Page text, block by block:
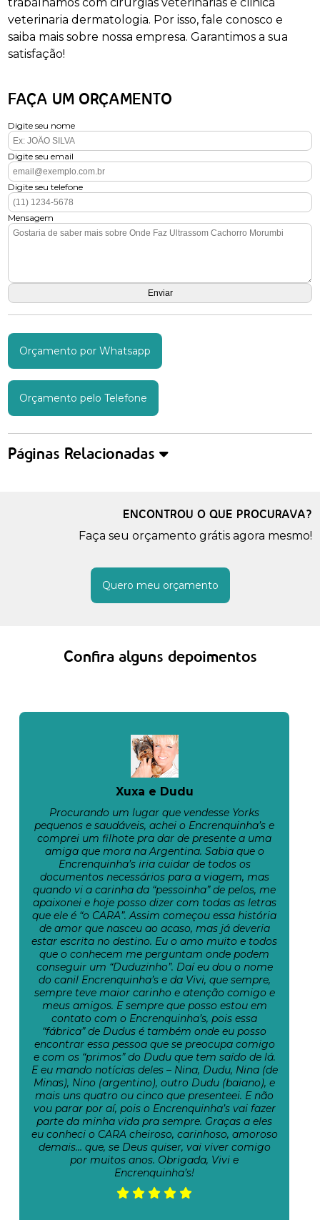
veterinaria dermatologia. Por isso, fale conosco e
saiba mais sobre nossa empresa. Garantimos a sua
satisfação!
FAÇA UM ORÇAMENTO
Digite seu nome
Digite seu email
Digite seu telefone
Mensagem
Orçamento por Whatsapp
Orçamento pelo Telefone
Páginas Relacionadas
ENCONTROU O QUE PROCURAVA?
Faça seu orçamento grátis agora mesmo!
Quero meu orçamento
Confira alguns depoimentos
Xuxa e Dudu
Procurando um lugar que vendesse Yorks
pequenos e saudáveis, achei o Encrenquinha’s e
comprei um filhote pra dar de presente a uma
amiga que mora na Argentina. Sabia que o
Encrenquinha’s iria cuidar de todos os
documentos necessários para a viagem, mas
quando vi a carinha da “pessoinha” de pelos, me
apaixonei e hoje posso dizer com todas as letras
que ele é “o CARA”. Assim começou essa história
de amor que nasceu ao acaso, mas já deveria
estar escrita no destino. Eu o amo muito e todos
que o conhecem me perguntam onde podem
conseguir um “Duduzinho”. Daí eu dou o nome
do canil Encrenquinha’s e da Vivi, que sempre,
sempre teve maior carinho e atenção comigo e
meus amigos. E sempre que posso estou em
contato com o Encrenquinha’s, pois essa
“fábrica” de Dudus é também onde eu posso
encontrar essa pessoa que se preocupa comigo
e com os “primos” do Dudu que tem saído de lá.
E eu mando notícias deles – Nina, Dudu, Nina (de
Minas), Nino (argentino), outro Dudu (baiano), e
mais uns quatro ou cinco que presenteei. E não
vou parar por aí, pois o Encrenquinha’s vai fazer
parte da minha vida pra sempre. Graças a eles
eu conheci o CARA cheiroso, carinhoso, amoroso
demais… que, se Deus quiser, vai viver comigo
por muitos anos. Obrigada, Vivi e
Encrenquinha’s!